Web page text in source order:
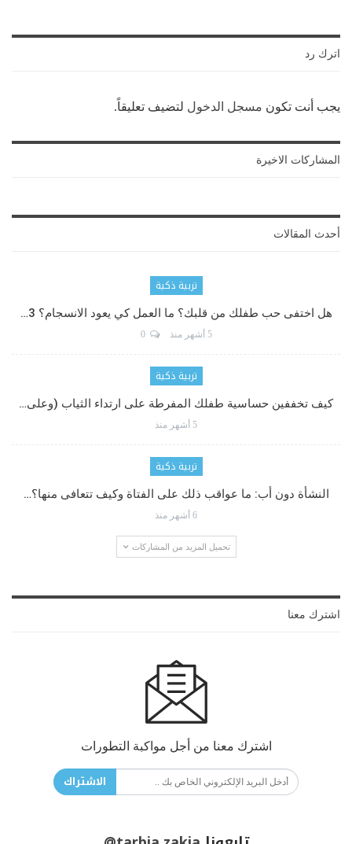
اترك رد
يجب أنت تكون مسجل الدخول لتضيف تعليقاً.
المشاركات الاخيرة
أحدث المقالات
تربية ذكية
هل اختفى حب طفلك من قلبك؟ ما العمل كي يعود الانسجام؟ 3…
5 أشهر منذ 0
تربية ذكية
كيف تخففين حساسية طفلك المفرطة على ارتداء الثياب (وعلى…
5 أشهر منذ
تربية ذكية
النشأة دون أب: ما عواقب ذلك على الفتاة وكيف تتعافى منها؟…
6 أشهر منذ
تحميل المزيد من المشاركات
اشترك معنا
اشترك معنا من أجل مواكبة التطورات
الاشتراك